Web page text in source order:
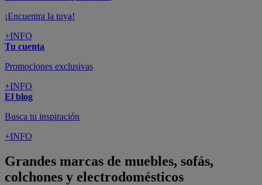
¡Encuentra la tuya!
+INFO
Tu cuenta
Promociones exclusivas
+INFO
El blog
Busca tu inspiración
+INFO
Grandes marcas de muebles, sofás,
colchones y electrodomésticos